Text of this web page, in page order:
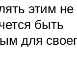
этим
быть
для